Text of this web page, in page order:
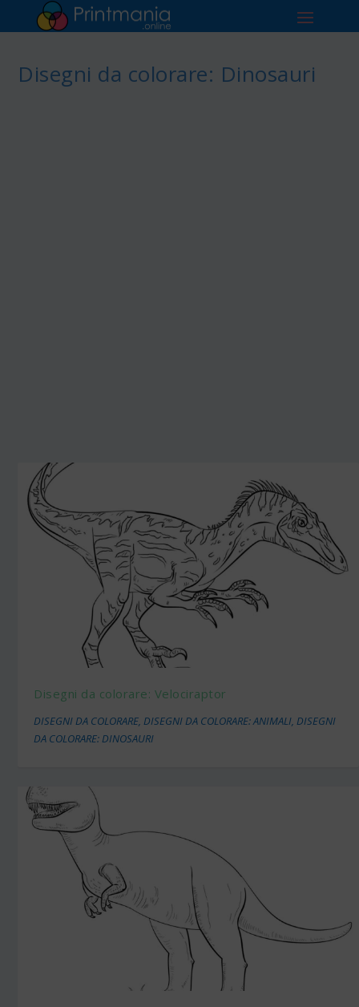
Disegni da colorare: Dinosauri
Disegni da colorare: Velociraptor
DISEGNI DA COLORARE,DISEGNI DA COLORARE: ANIMALI,DISEGNI
DA COLORARE: DINOSAURI